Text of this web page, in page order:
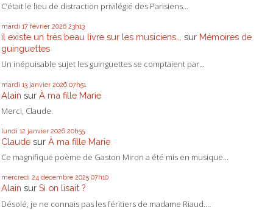
C’était le lieu de distraction privilégié des Parisiens...
mardi 17 février 2026 23h13
il existe un très beau livre sur les musiciens... sur Mémoires de
guinguettes
Un inépuisable sujet les guinguettes se comptaient par...
mardi 13 janvier 2026 07h51
Alain sur À ma fille Marie
Merci, Claude.
lundi 12 janvier 2026 20h55
Claude sur À ma fille Marie
Ce magnifique poème de Gaston Miron a été mis en musique...
mercredi 24 décembre 2025 07h10
Alain sur Si on lisait ?
Désolé, je ne connais pas les féritiers de madame Riaud....